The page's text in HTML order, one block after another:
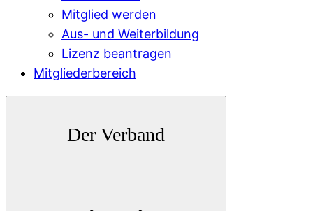
Mitglied werden
Aus- und Weiterbildung
Lizenz beantragen
Mitgliederbereich
Der Verband